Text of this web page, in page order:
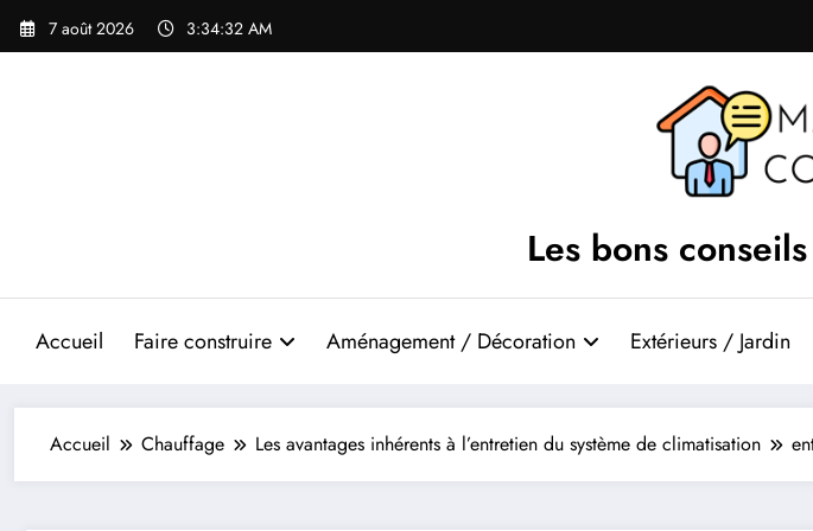
Aller
7 août 2026 3:34:32 AM
Les bons
Accueil Faire construire Aménagement / Décoration Extérieurs / Jardin
Accueil Chauffage Les avantages inhérents à l’entretien du système de climatisation